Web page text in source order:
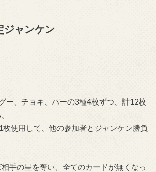
ャンケン
ー、チョキ、パーの3種4枚ずつ、計12枚
使用して、他の参加者とジャンケン勝負
手の星を奪い、全てのカードが無くなっ